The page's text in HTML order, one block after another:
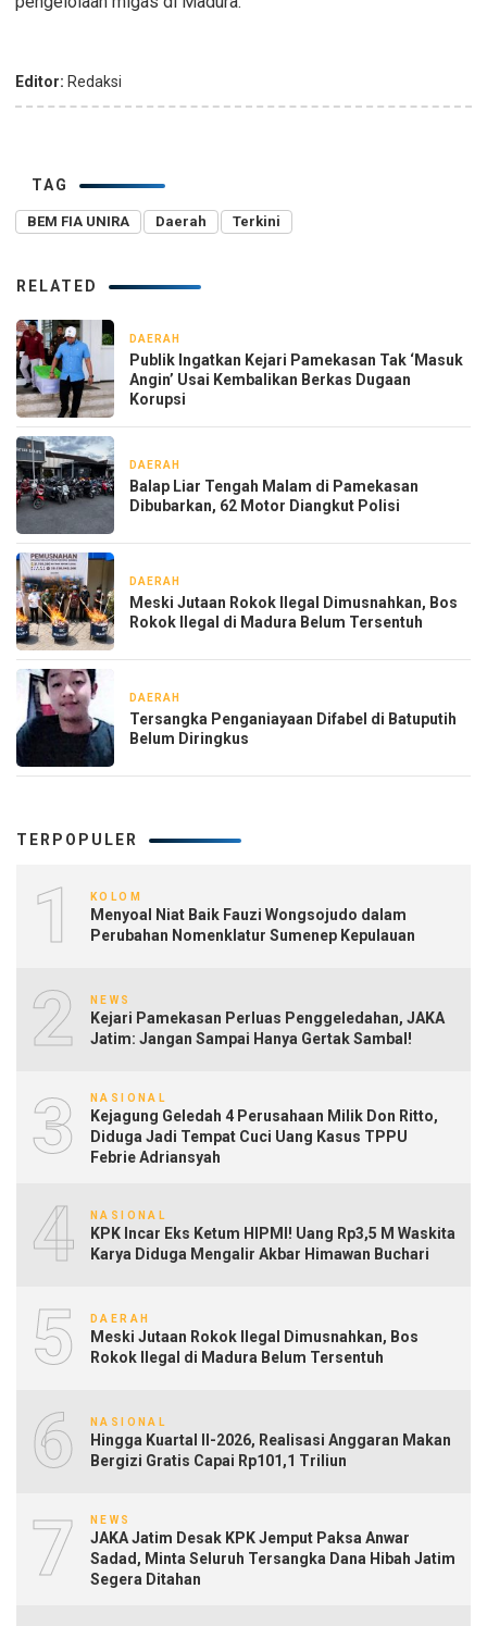
Editor: Redaksi
TAG
BEM FIA UNIRA Daerah Terkini
RELATED
DAERAH
Publik Ingatkan Kejari Pamekasan Tak ‘Masuk
Angin’ Usai Kembalikan Berkas Dugaan
Korupsi
DAERAH
Balap Liar Tengah Malam di Pamekasan
Dibubarkan, 62 Motor Diangkut Polisi
DAERAH
Meski Jutaan Rokok Ilegal Dimusnahkan, Bos
Rokok Ilegal di Madura Belum Tersentuh
DAERAH
Tersangka Penganiayaan Difabel di Batuputih
Belum Diringkus
TERPOPULER
1 KOLOM
Menyoal Niat Baik Fauzi Wongsojudo dalam
Perubahan Nomenklatur Sumenep Kepulauan
2 NEWS
Kejari Pamekasan Perluas Penggeledahan, JAKA
Jatim: Jangan Sampai Hanya Gertak Sambal!
3 NASIONAL
Kejagung Geledah 4 Perusahaan Milik Don Ritto,
Diduga Jadi Tempat Cuci Uang Kasus TPPU
Febrie Adriansyah
4 NASIONAL
KPK Incar Eks Ketum HIPMI! Uang Rp3,5 M Waskita
Karya Diduga Mengalir Akbar Himawan Buchari
5 DAERAH
Meski Jutaan Rokok Ilegal Dimusnahkan, Bos
Rokok Ilegal di Madura Belum Tersentuh
6 NASIONAL
Hingga Kuartal II-2026, Realisasi Anggaran Makan
Bergizi Gratis Capai Rp101,1 Triliun
7 NEWS
JAKA Jatim Desak KPK Jemput Paksa Anwar
Sadad, Minta Seluruh Tersangka Dana Hibah Jatim
Segera Ditahan